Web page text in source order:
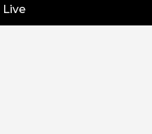
Live